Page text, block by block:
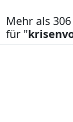
Mehr als
für "